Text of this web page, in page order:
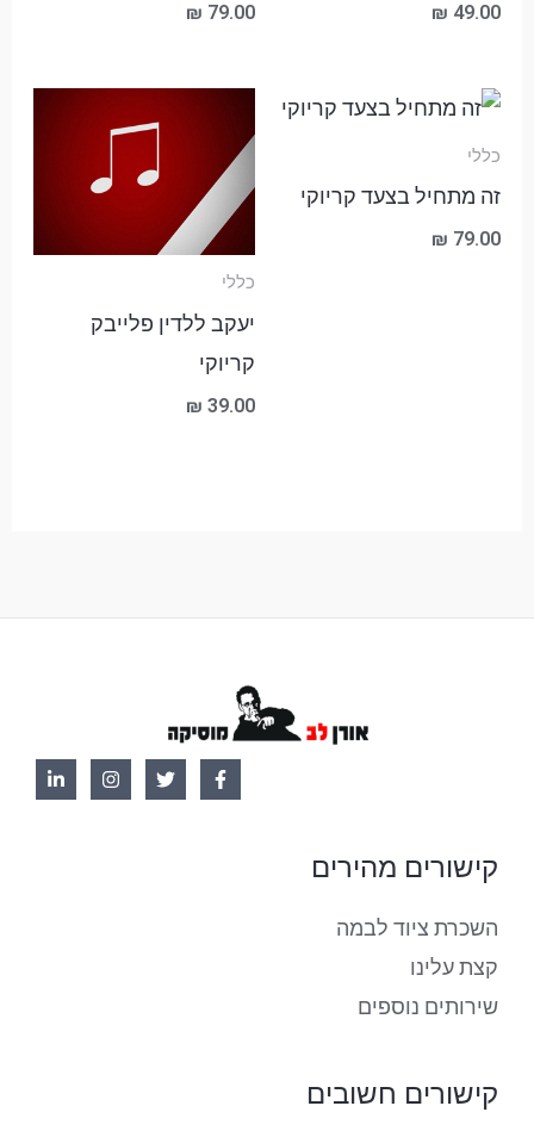
₪ 49.00
₪ 79.00
כללי
זה מתחיל בצעד קריוקי
₪ 79.00
כללי
יעקב ללדין פלייבק
קריוקי
₪ 39.00
קישורים מהירים
השכרת ציוד לבמה
קצת עלינו
שירותים נוספים
קישורים חשובים